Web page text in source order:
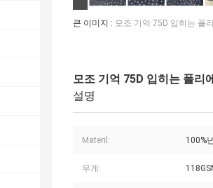
큰 이미지 : 모조 기억 75D 입히는 폴
모조 기억 75D 입히는 폴리
설명
Materil: 100%
무게: